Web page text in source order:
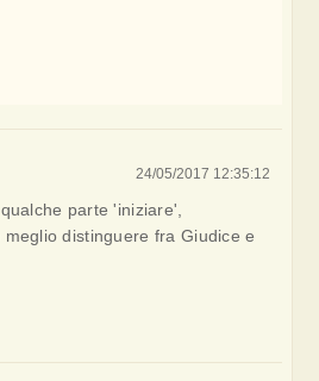
24/05/2017 12:35:12
parte 'iniziare',
distinguere fra Giudice e